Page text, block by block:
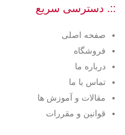
::. دسترسی سریع
صفحه اصلی
فروشگاه
درباره ما
تماس با ما
مقالات و آموزش ها
قوانین و مقررات